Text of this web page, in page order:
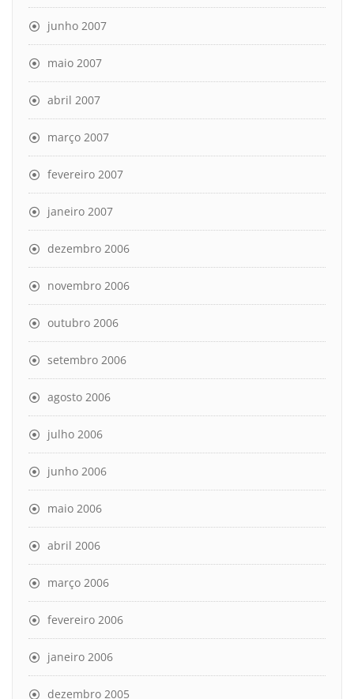
junho 2007
maio 2007
abril 2007
março 2007
fevereiro 2007
janeiro 2007
dezembro 2006
novembro 2006
outubro 2006
setembro 2006
agosto 2006
julho 2006
junho 2006
maio 2006
abril 2006
março 2006
fevereiro 2006
janeiro 2006
dezembro 2005